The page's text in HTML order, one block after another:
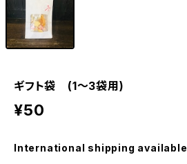
ギフト袋 (1～3袋用)
¥50
International shipping available